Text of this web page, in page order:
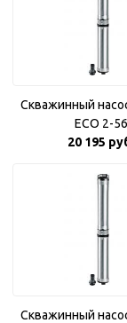
Скважинный
ECO 2-56
20 195
Скважинный